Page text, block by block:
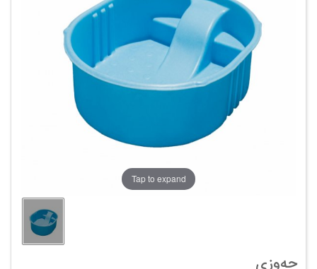
Tap to expand
حەوزی